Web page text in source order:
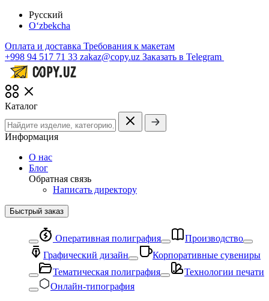
Русский
O‘zbekcha
Оплата и доставка Требования к макетам
+998 94 517 71 33 zakaz@copy.uz Заказать в Telegram
Каталог
Информация
О нас
Блог
Обратная связь
Написать директору
Быстрый заказ
Оперативная полиграфия
Производство
Графический дизайн
Корпоративные сувениры
Тематическая полиграфия
Технологии печати
Онлайн-типография